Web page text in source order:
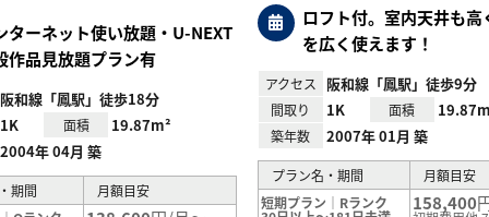
ターネット使い放題・U-NEXT
作品見放題プラン有
阪和線「鳳駅」徒歩18分
1K
面積
19.87m²
2004年 04月 築
期間
月額目安
ロフト付。室内天井も高
を広く使えます！
アクセス 阪和線「鳳駅」徒歩9分
間取り 1K 面積
築年数 2007年 01月 築
プラン名・期間
月額目安
短期プラン｜Rランク
158,400